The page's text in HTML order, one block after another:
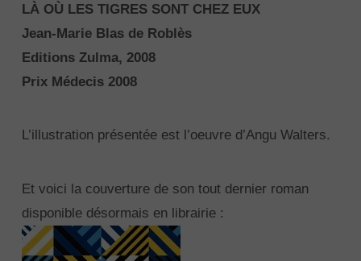
LÀ OÙ LES TIGRES SONT CHEZ EUX
Jean-Marie Blas de Roblès
Editions Zulma, 2008
Prix Médecis 2008
L’illustration présentée est l’oeuvre d’Angu Walters.
Et voici la couverture de son tout dernier roman
disponible désormais en librairie :